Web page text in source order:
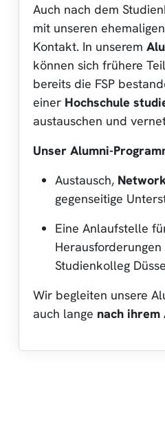
Auch nach dem
mit unseren
Kontakt. In unserem
können sich frühere
bereits die FSP
einer Hochschule
austauschen und
Unser Alumni-
Austausch,
gegenseitige
Eine Anlaufstelle
Studienkolleg
Wir begleiten unsere
auch lange nach ihrem